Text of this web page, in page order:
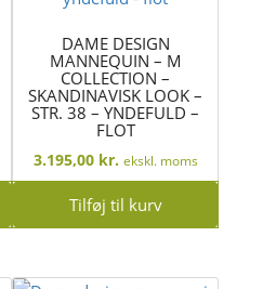
DAME DESIGN
MANNEQUIN – M
COLLECTION –
SKANDINAVISK LOOK –
STR. 38 – YNDEFULD –
FLOT
3.195,00 kr. ekskl. moms
Tilføj til kurv